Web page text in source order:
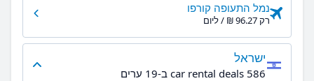
נמל התעופה קורפו
רק ‏96.27 ‏₪ / ליום
ישראל
586 car rental deals ב-19 ערים